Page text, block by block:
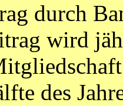
durch
wird
des